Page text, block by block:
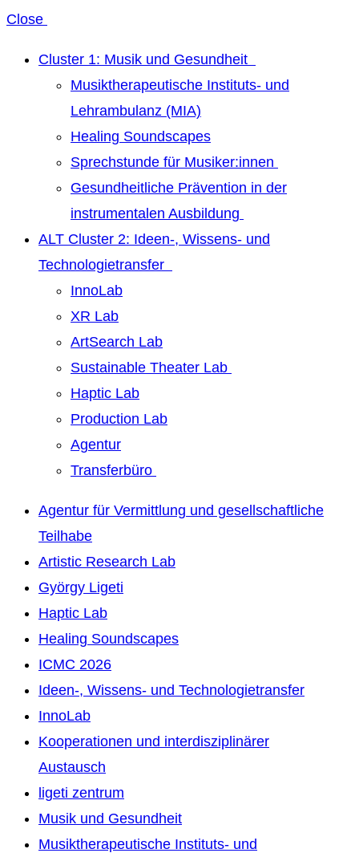
Close
Cluster 1: Musik und Gesundheit
Musiktherapeutische Instituts- und
Lehrambulanz (MIA)
Healing Soundscapes
Sprechstunde für Musiker:innen
Gesundheitliche Prävention in der
instrumentalen Ausbildung
ALT Cluster 2: Ideen-, Wissens- und
Technologietransfer
InnoLab
XR Lab
ArtSearch Lab
Sustainable Theater Lab
Haptic Lab
Production Lab
Agentur
Transferbüro
Agentur für Vermittlung und gesellschaftliche
Teilhabe
Artistic Research Lab
György Ligeti
Haptic Lab
Healing Soundscapes
ICMC 2026
Ideen-, Wissens- und Technologietransfer
InnoLab
Kooperationen und interdisziplinärer
Austausch
ligeti zentrum
Musik und Gesundheit
Musiktherapeutische Instituts- und